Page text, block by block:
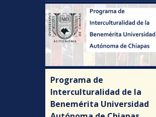
Programa de
Interculturalidad de la
Benemérita Universidad